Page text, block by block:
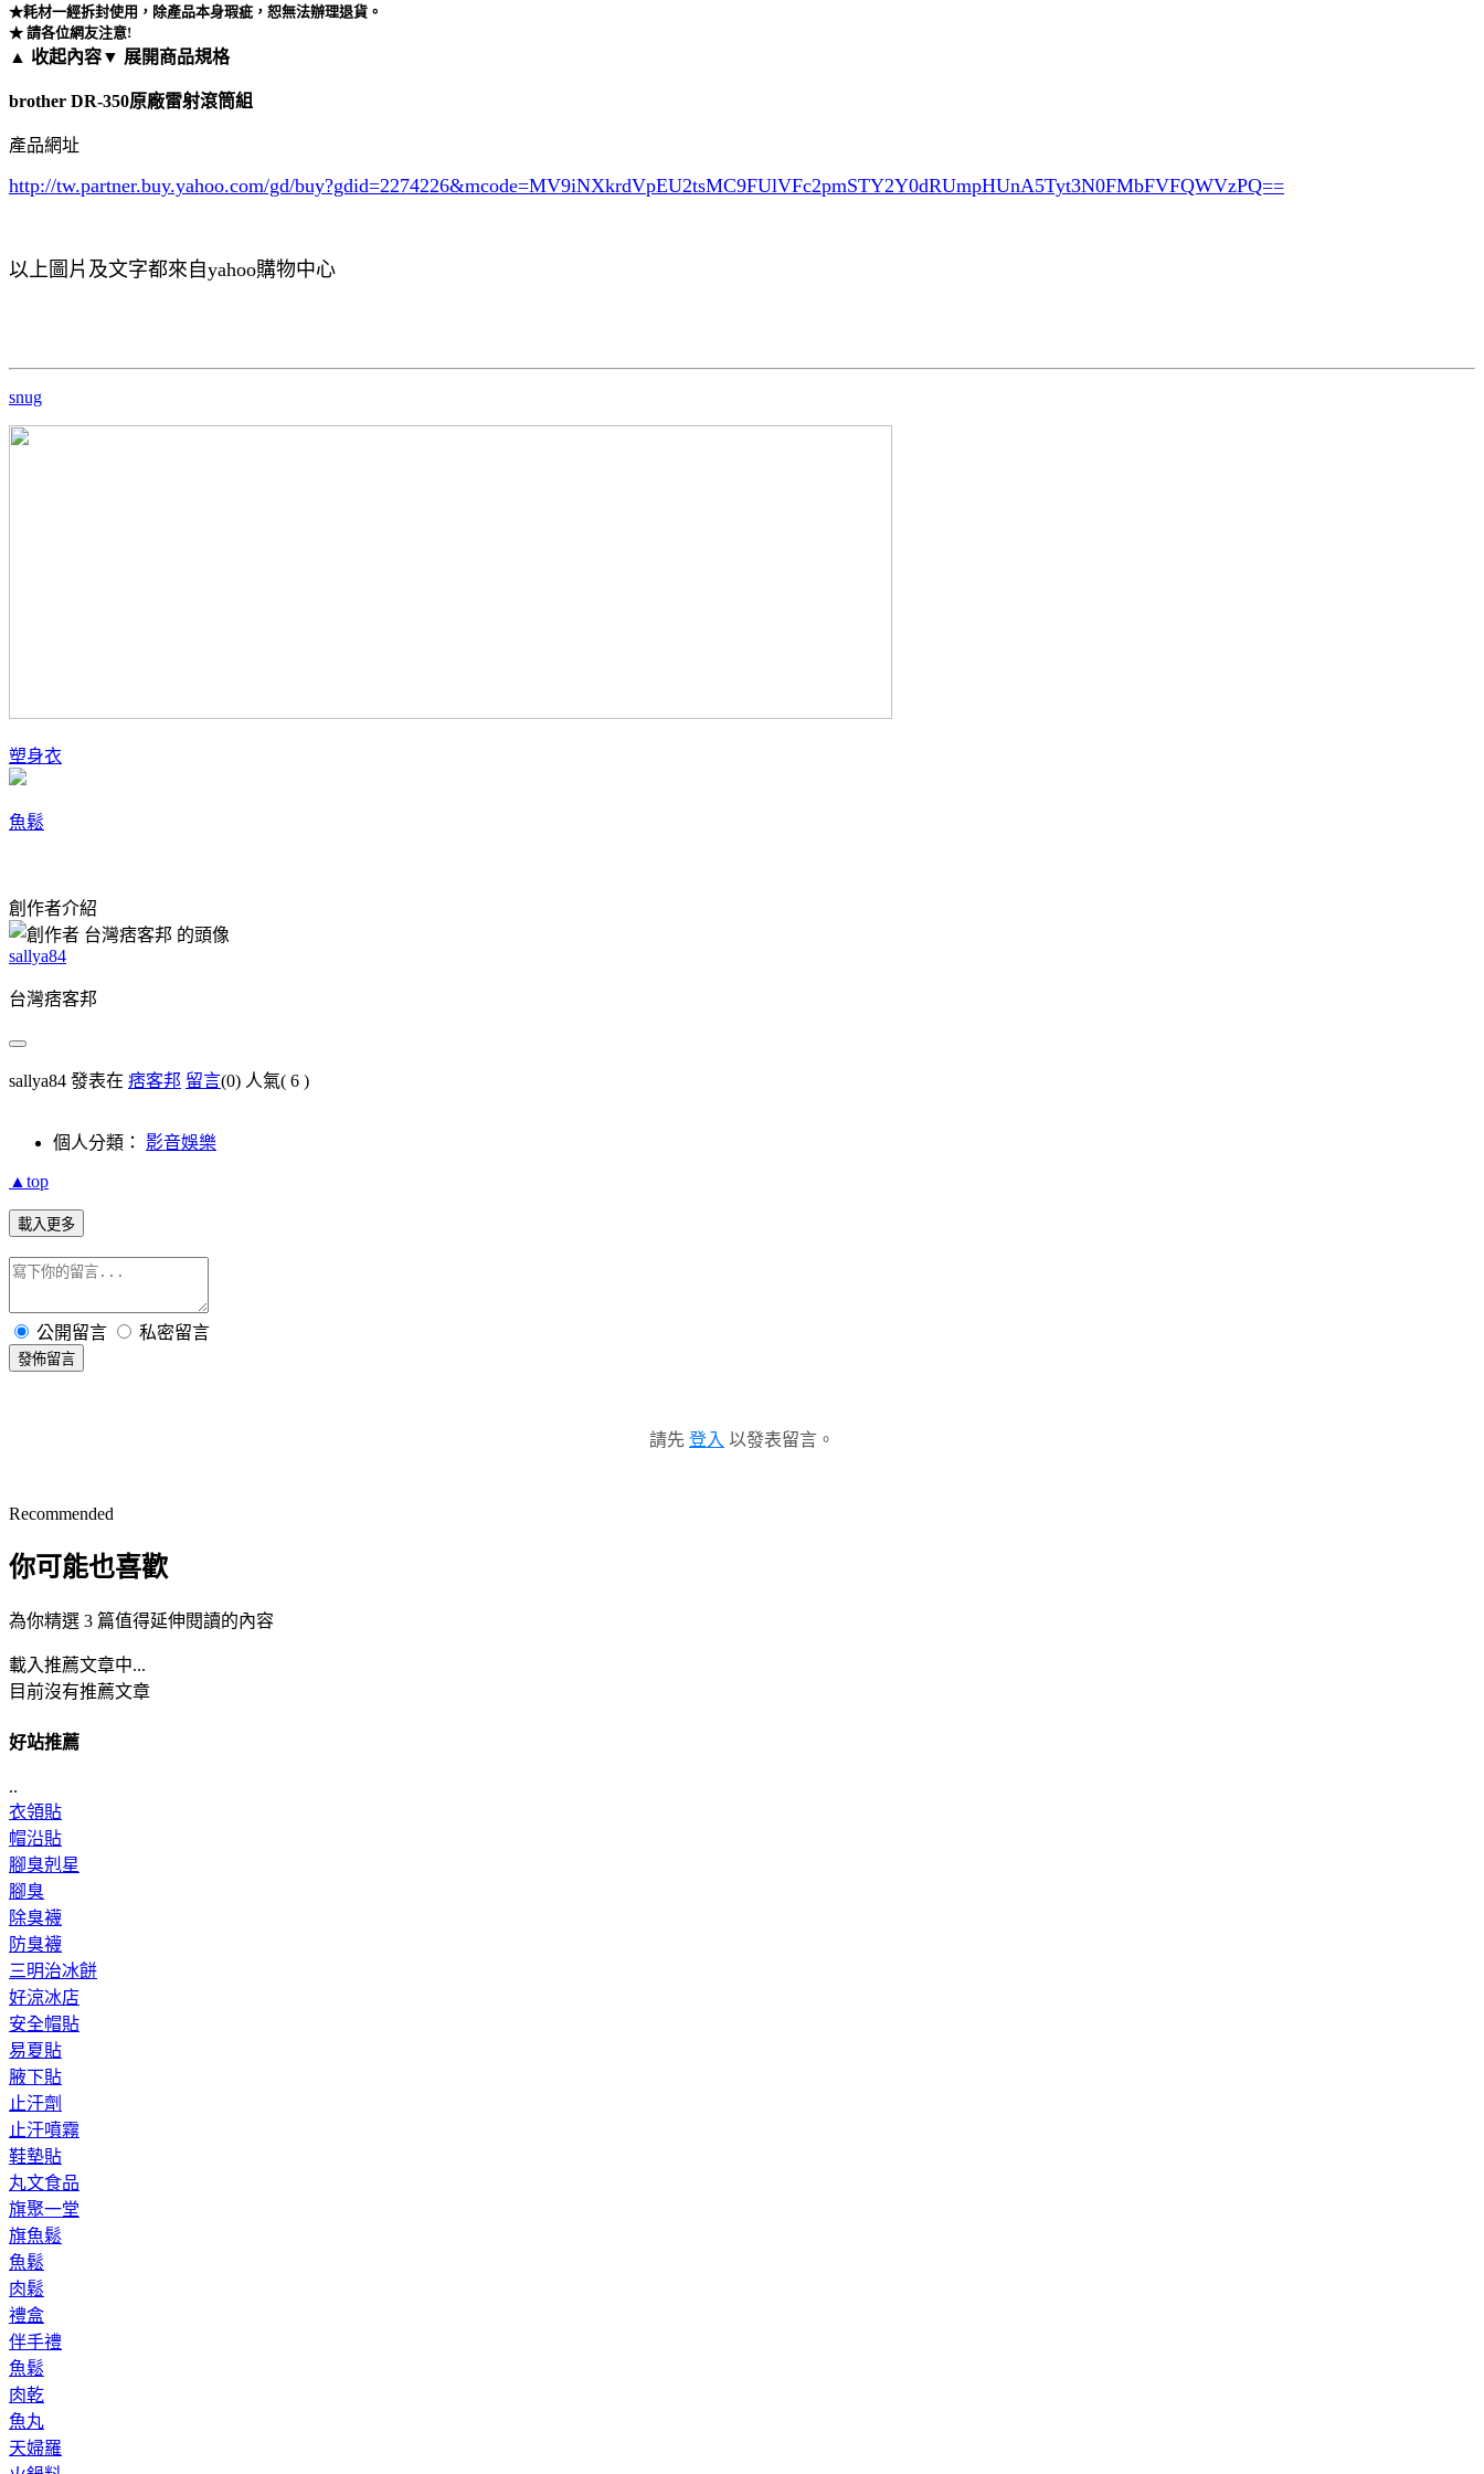
★耗材一經拆封使用，除產品本身瑕疵，恕無法辦理退貨。
★ 請各位網友注意!
▲ 收起內容▼ 展開商品規格
brother DR-350原廠雷射滾筒組
產品網址
http://tw.partner.buy.yahoo.com/gd/buy?gdid=2274226&mcode=MV9iNXkrdVpEU2tsMC9FUlVFc2pmSTY2Y0dRUmpHUnA5Tyt3N0FMbFVFQWVzPQ==
以上圖片及文字都來自yahoo購物中心
snug
塑身衣
魚鬆
創作者介紹
sallya84
台灣痞客邦
sallya84 發表在 痞客邦 留言(0) 人氣( 6 )
個人分類： 影音娛樂
▲top
載入更多
公開留言 私密留言
發佈留言
請先 登入 以發表留言。
Recommended
你可能也喜歡
為你精選 3 篇值得延伸閱讀的內容
載入推薦文章中...
目前沒有推薦文章
好站推薦
..
衣領貼
帽沿貼
腳臭剋星
腳臭
除臭襪
防臭襪
三明治冰餅
好涼冰店
安全帽貼
易夏貼
腋下貼
止汗劑
止汗噴霧
鞋墊貼
丸文食品
旗聚一堂
旗魚鬆
魚鬆
肉鬆
禮盒
伴手禮
魚鬆
肉乾
魚丸
天婦羅